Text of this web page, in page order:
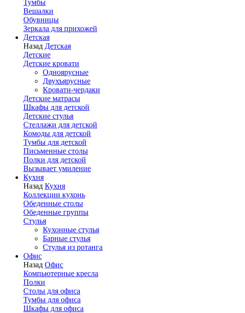
Тумбы
Вешалки
Обувницы
Зеркала для прихожей
Детская
Назад Детская
Детские
Детские кровати
Одноярусные
Двухъярусные
Кровати-чердаки
Детские матрасы
Шкафы для детской
Детские стулья
Стеллажи для детской
Комоды для детской
Тумбы для детской
Письменные столы
Полки для детской
Вызывает умиление
Кухня
Назад Кухня
Коллекции кухонь
Обеденные столы
Обеденные группы
Стулья
Кухонные стулья
Барные стулья
Стулья из ротанга
Офис
Назад Офис
Компьютерные кресла
Полки
Столы для офиса
Тумбы для офиса
Шкафы для офиса